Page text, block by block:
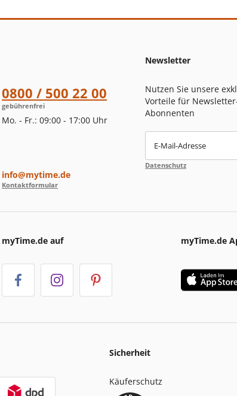
0800 / 500 22 00
gebührenfrei
Mo. - Fr.: 09:00 - 17:00 Uhr
info@mytime.de
Kontaktformular
Newsletter
Nutzen Sie unsere
Vorteile für
Abonnenten
E-Mail-Adresse
Datenschutz
myTime.de auf myTime.de
Sicherheit
Käuferschutz